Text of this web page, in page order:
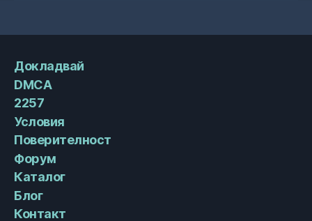
Докладвай
DMCA
2257
Условия
Поверителност
Форум
Каталог
Блог
Контакт